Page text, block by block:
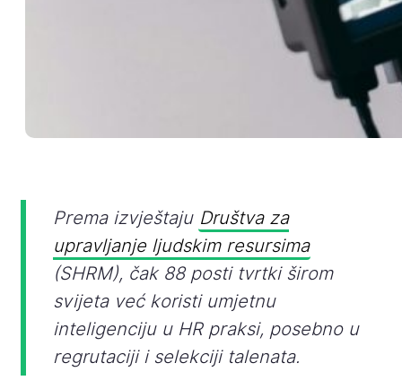
Prema izvještaju Društva za
upravljanje ljudskim resursima
(SHRM), čak 88 posti tvrtki širom
svijeta već koristi umjetnu
inteligenciju u HR praksi, posebno u
regrutaciji i selekciji talenata.